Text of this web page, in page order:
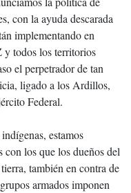
con la ayuda descarada
implementando en
y todos los territorios
el perpetrador de tan
ligado a los Ardillos,
Federal.
estamos
con los que los dueños del
también en contra de
armados imponen